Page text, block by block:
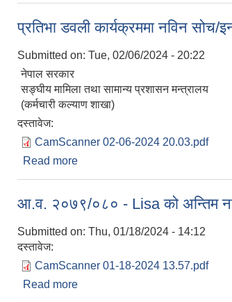
प्रतिभा डवली कार्यक्रममा नविन सोच/
Submitted on: Tue, 02/06/2024 - 20:22
नेपाल सरकार
सङ्घीय मामिला तथा सामान्य प्रशासन मन्त्रालय
(कर्मचारी कल्याण शाखा)
दस्तावेज:
CamScanner 02-06-2024 20.03.pdf
Read more
आ.व. २०७९/०८० - Lisa को अन्तिम
Submitted on: Thu, 01/18/2024 - 14:12
दस्तावेज:
CamScanner 01-18-2024 13.57.pdf
Read more